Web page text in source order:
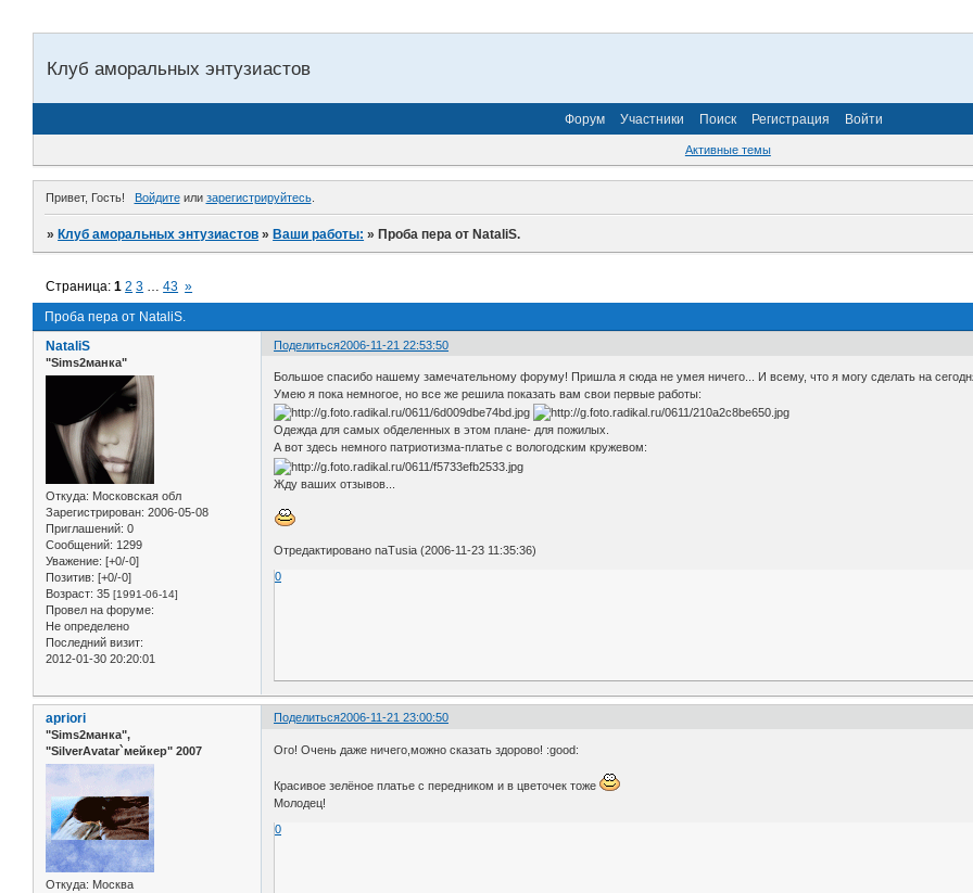
Клуб аморальных энтузиастов
Форум Участники Поиск Регистрация Войти
Активные темы
Привет, Гость! Войдитеили зарегистрируйтесь.
»Клуб аморальных энтузиастов »Ваши работы: »Проба пера от NataliS.
Проба пера от NataliS.
Страница:1 2 3 … 43 »
Поделиться2006-11-21 22:53:50
NataliS
"Sims2манка"
Откуда: Московская обл
Зарегистрирован: 2006-05-08
Приглашений: 0
Сообщений: 1299
Уважение: [+0/-0]
Позитив: [+0/-0]
Возраст: 35 [1991-06-14]
Провел на форуме:
Не определено
Последний визит:
2012-01-30 20:20:01
Большое спасибо нашему замечательному форуму! Пришла я сюда не умея ничего... И всему, что я могу сделать на
Умею я пока немногое, но все же решила показать вам свои первые работы:
Одежда для самых обделенных в этом плане- для пожилых.
А вот здесь немного патриотизма-платье с вологодским кружевом:
Жду ваших отзывов...
Отредактировано naTusia (2006-11-23 11:35:36)
0
Поделиться2006-11-21 23:00:50
apriori
"Sims2манка",
"SilverAvatar`мейкер" 2007
Откуда: Москва
Ого! Очень даже ничего,можно сказать здорово! :good:
Красивое зелёное платье с передником и в цветочек тоже
Молодец!
0